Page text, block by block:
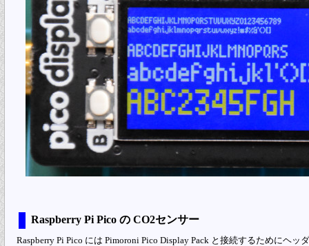
Raspberry Pi Pico の CO2センサー
Raspberry Pi Pico には Pimoroni Pico Display Pack と接続するためにヘ